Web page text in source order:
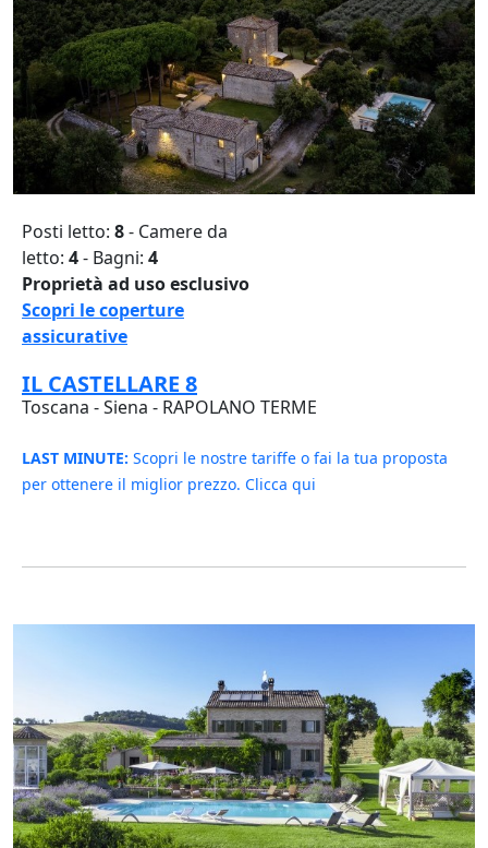
Posti letto: 8- Camere da
letto: 4- Bagni: 4
Proprietà ad uso esclusivo
Scopri le coperture
assicurative
IL CASTELLARE 8
Toscana - Siena - RAPOLANO TERME
LAST MINUTE: Scopri le nostre tariffe o fai la tua proposta
per ottenere il miglior prezzo. Clicca qui